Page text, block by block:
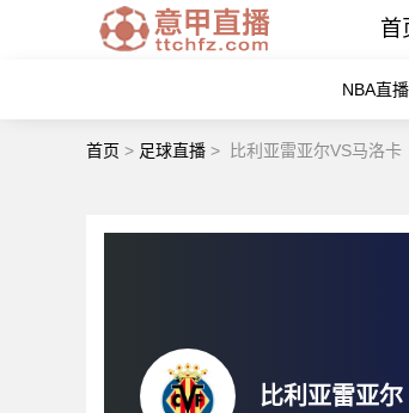
首
NBA直播
首页 > 足球直播 > 比利亚雷亚尔VS马洛卡
比利亚雷亚尔